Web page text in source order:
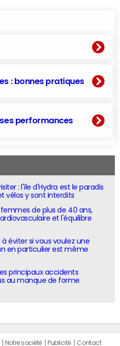
: bonnes pratiques
performances
: l'île d'Hydra est le paradis
vélos y sont interdits
femmes de plus de 40 ans,
et l'équilibre
éviter si vous voulez une
en particulier est même
principaux accidents
au manque de forme
Notre société Publicité Contact